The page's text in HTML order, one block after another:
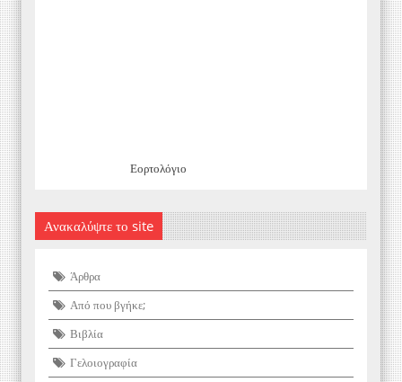
Εορτολόγιο
Ανακαλύψτε το site
Άρθρα
Από που βγήκε;
Βιβλία
Γελοιογραφία